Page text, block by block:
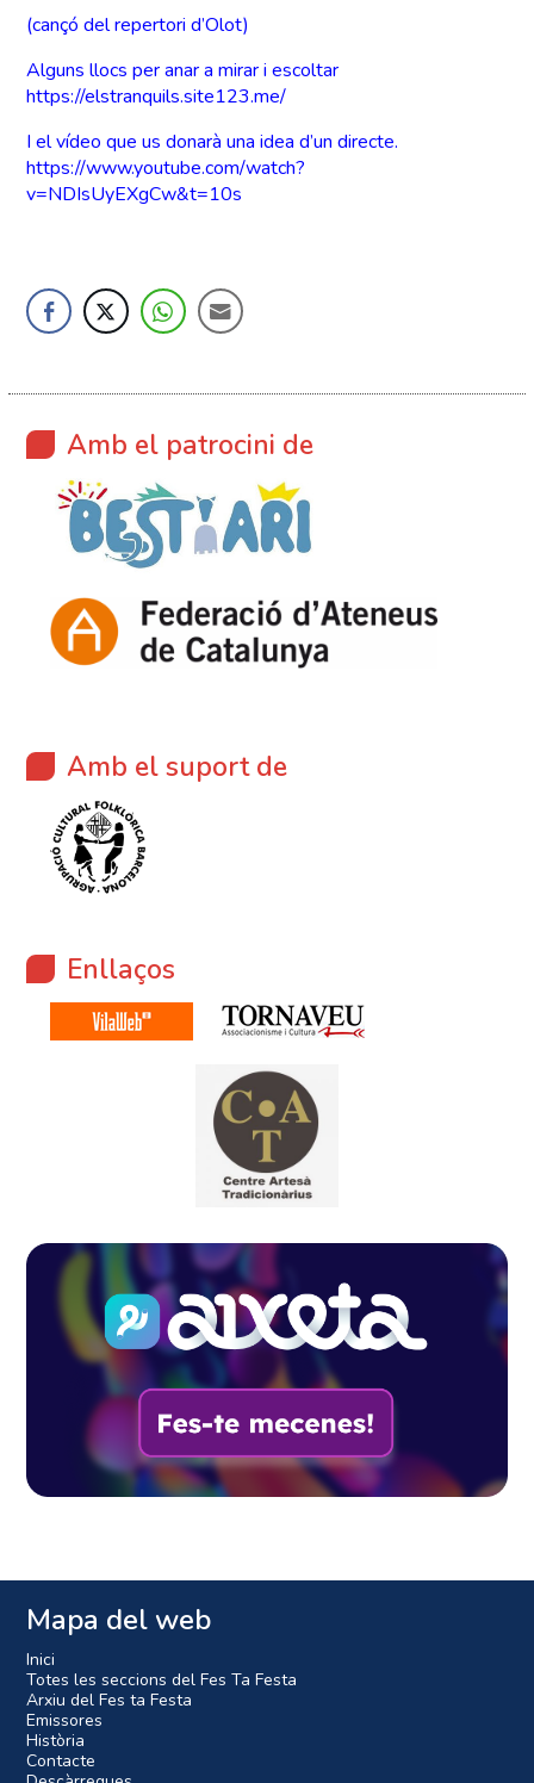
(cançó del repertori d’Olot)
Alguns llocs per anar a mirar i escoltar
https://elstranquils.site123.me/
I el vídeo que us donarà una idea d’un directe.
https://www.youtube.com/watch?
v=NDIsUyEXgCw&t=10s
Amb el patrocini de
Amb el suport de
Enllaços
Mapa del web
Inici
Totes les seccions del Fes Ta Festa
Arxiu del Fes ta Festa
Emissores
Història
Contacte